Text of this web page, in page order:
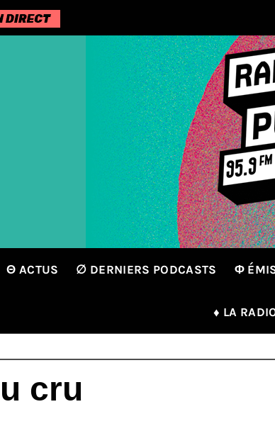
Θ ACTUS ∅ DERNIERS PODCASTS Φ
♦ LA
cru